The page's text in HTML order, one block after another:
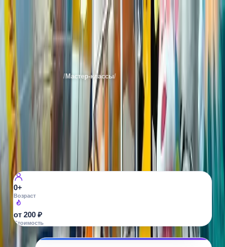
Фабрика игрушек
Екатеринбурга /Мастер-классы/ Научные
Фабрика игрушек
г. Невьянск, Октябрьский пр., 2/27
0+
Возраст
от 200 ₽
Стоимость